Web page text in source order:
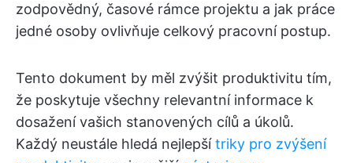
zodpovědný, časové rámce projektu a jak práce
jedné osoby ovlivňuje celkový pracovní postup.
Tento dokument by měl zvýšit produktivitu tím,
že poskytuje všechny relevantní informace k
dosažení vašich stanovených cílů a úkolů.
Každý neustále hledá nejlepšítriky pro zvýšení